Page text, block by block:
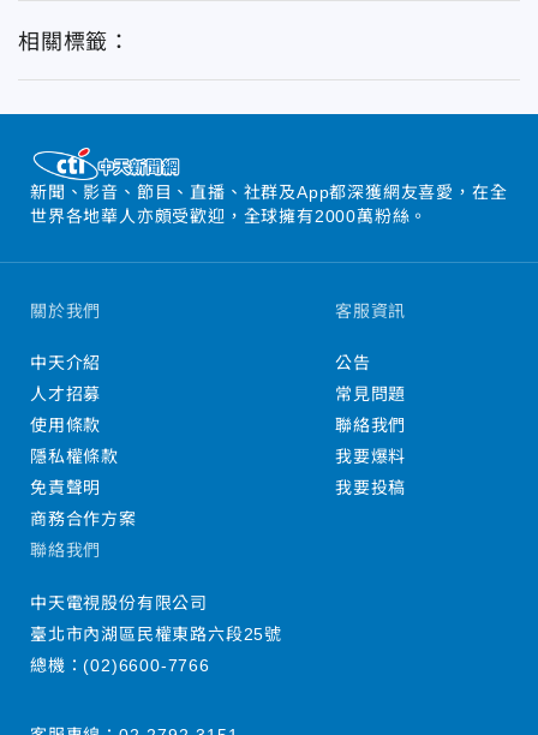
相關標籤：
新聞、影音、節目、直播、社群及App都深獲網友喜愛，在全
世界各地華人亦頗受歡迎，全球擁有2000萬粉絲。
關於我們
中天介紹
人才招募
使用條款
隱私權條款
免責聲明
商務合作方案
客服資訊
公告
常見問題
聯絡我們
我要爆料
我要投稿
聯絡我們
中天電視股份有限公司
臺北市內湖區民權東路六段25號
總機：(02)6600-7766